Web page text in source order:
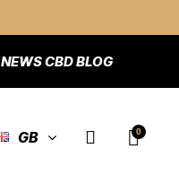
NEWS CBD BLOG
GB